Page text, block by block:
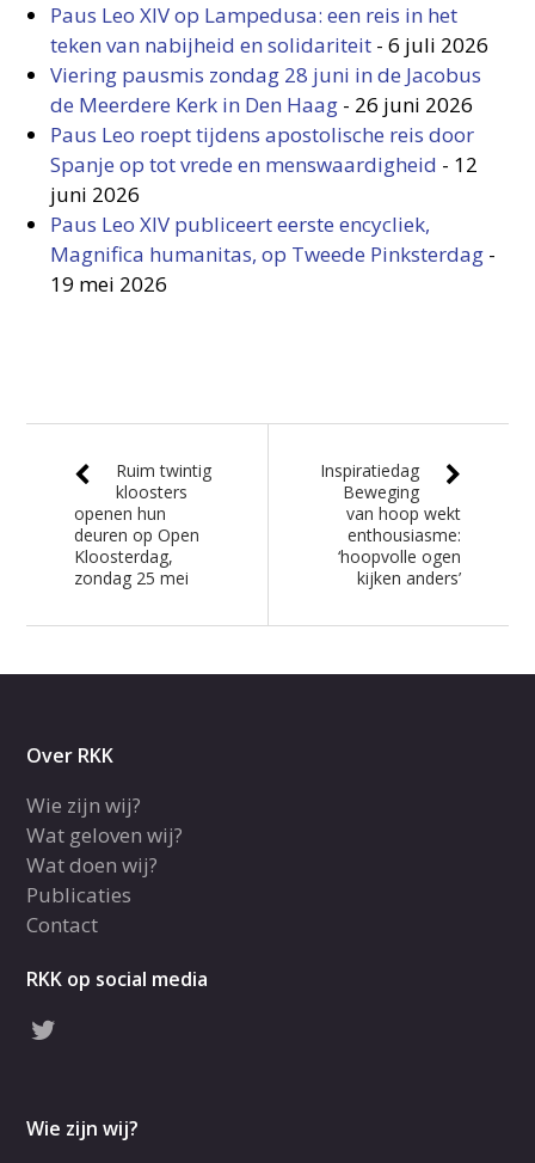
Paus Leo XIV op Lampedusa: een reis in het
teken van nabijheid en solidariteit -6 juli 2026
Viering pausmis zondag 28 juni in de Jacobus
de Meerdere Kerk in Den Haag - 26 juni 2026
Paus Leo roept tijdens apostolische reis door
Spanje op tot vrede en menswaardigheid - 12
juni 2026
Paus Leo XIV publiceert eerste encycliek,
Magnifica humanitas, op Tweede Pinksterdag -
19 mei 2026
Ruim twintig
kloosters
openen hun
deuren op Open
Kloosterdag,
zondag 25 mei
Inspiratiedag
Beweging
van hoop wekt
enthousiasme:
‘hoopvolle ogen
kijken anders’
Over RKK
Wie zijn wij?
Wat geloven wij?
Wat doen wij?
Publicaties
Contact
RKK op social media
Wie zijn wij?